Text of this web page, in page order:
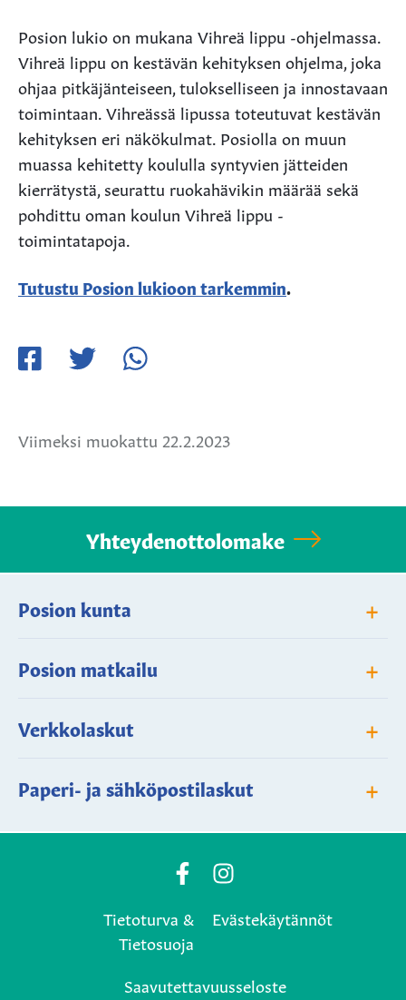
Posion lukio on mukana Vihreä lippu -ohjelmassa.
Vihreä lippu on kestävän kehityksen ohjelma, joka
ohjaa pitkäjänteiseen, tulokselliseen ja innostavaan
toimintaan. Vihreässä lipussa toteutuvat kestävän
kehityksen eri näkökulmat. Posiolla on muun
muassa kehitetty koululla syntyvien jätteiden
kierrätystä, seurattu ruokahävikin määrää sekä
pohdittu oman koulun Vihreä lippu -
toimintatapoja.
Tutustu Posion lukioon tarkemmin.
Viimeksi muokattu 22.2.2023
Yhteydenottolomake
Posion kunta +
Posion matkailu +
Verkkolaskut +
Paperi- ja sähköpostilaskut +
Posio
Facebook
page
Posio
Instagram
Tietoturva &
Tietosuoja
Evästekäytännöt
Saavutettavuusseloste